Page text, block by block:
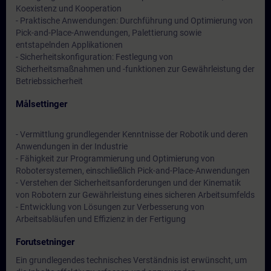
Koexistenz und Kooperation
- Praktische Anwendungen: Durchführung und Optimierung von
Pick-and-Place-Anwendungen, Palettierung sowie
entstapelnden Applikationen
- Sicherheitskonfiguration: Festlegung von
Sicherheitsmaßnahmen und -funktionen zur Gewährleistung der
Betriebssicherheit
Målsettinger
- Vermittlung grundlegender Kenntnisse der Robotik und deren
Anwendungen in der Industrie
- Fähigkeit zur Programmierung und Optimierung von
Robotersystemen, einschließlich Pick-and-Place-Anwendungen
- Verstehen der Sicherheitsanforderungen und der Kinematik
von Robotern zur Gewährleistung eines sicheren Arbeitsumfelds
- Entwicklung von Lösungen zur Verbesserung von
Arbeitsabläufen und Effizienz in der Fertigung
Forutsetninger
Ein grundlegendes technisches Verständnis ist erwünscht, um